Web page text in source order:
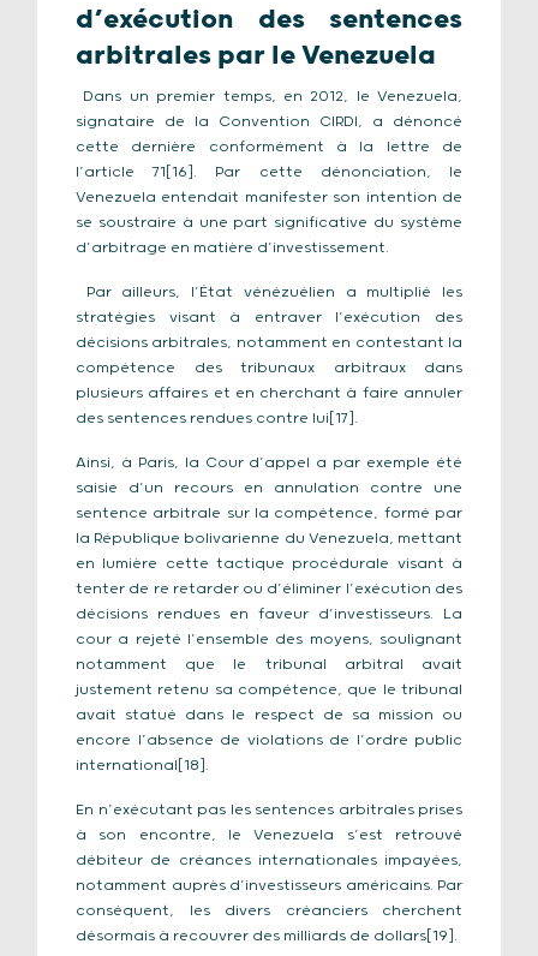
d’exécution des sentences
arbitrales par le Venezuela
Dans un premier temps, en 2012, le Venezuela,
signataire de la Convention CIRDI, a dénoncé
cette dernière conformément à la lettre de
l’article 71[16]. Par cette dénonciation, le
Venezuela entendait manifester son intention de
se soustraire à une part significative du système
d’arbitrage en matière d’investissement.
Par ailleurs, l’État vénézuélien a multiplié les
stratégies visant à entraver l’exécution des
décisions arbitrales, notamment en contestant la
compétence des tribunaux arbitraux dans
plusieurs affaires et en cherchant à faire annuler
des sentences rendues contre lui[17].
Ainsi, à Paris, la Cour d’appel a par exemple été
saisie d’un recours en annulation contre une
sentence arbitrale sur la compétence, formé par
la République bolivarienne du Venezuela, mettant
en lumière cette tactique procédurale visant à
tenter de re retarder ou d’éliminer l’exécution des
décisions rendues en faveur d’investisseurs. La
cour a rejeté l’ensemble des moyens, soulignant
notamment que le tribunal arbitral avait
justement retenu sa compétence, que le tribunal
avait statué dans le respect de sa mission ou
encore l’absence de violations de l’ordre public
international[18].
En n’exécutant pas les sentences arbitrales prises
à son encontre, le Venezuela s’est retrouvé
débiteur de créances internationales impayées,
notamment auprès d’investisseurs américains. Par
conséquent, les divers créanciers cherchent
désormais à recouvrer des milliards de dollars[19].